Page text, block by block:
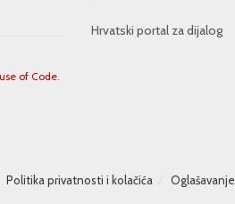
of Code.
Hrvatski portal za dijalog
Politika privatnosti i kolačića Oglašavanje